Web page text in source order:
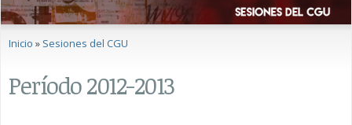
Se encuentra usted aquí
Inicio » Sesiones del CGU
Período 2012-2013